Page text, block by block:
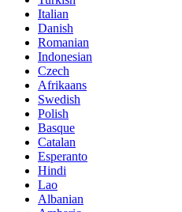
Italian
Danish
Romanian
Indonesian
Czech
Afrikaans
Swedish
Polish
Basque
Catalan
Esperanto
Hindi
Lao
Albanian